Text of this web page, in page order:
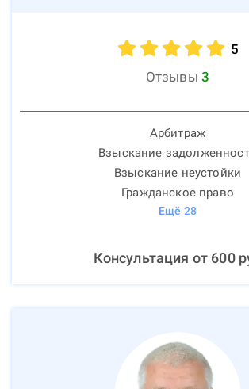
5
Отзывы 3
Арбитраж
Взыскание
Взыскание неустойки
Гражданское право
Ещё 28
Консультация от 600